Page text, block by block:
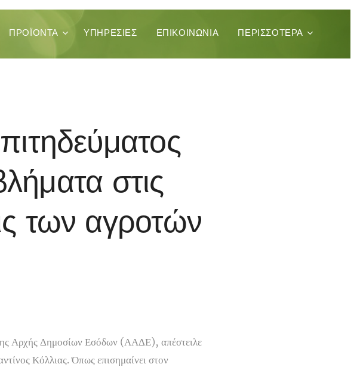
ΠΡΟΪΌΝΤΑ ΥΠΗΡΕΣΊΕΣ ΕΠΙΚΟΙΝΩΝΊΑ ΠΕΡΙΣΣΌΤΕΡΑ
στις
των αγροτών
Αρχής Δημοσίων Εσόδων (ΑΑΔΕ), απέστειλε
Κόλλιας. Όπως επισημαίνει στον